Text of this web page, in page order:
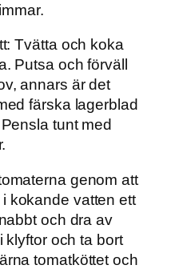
Tvätta och koka
Putsa och förväll
annars är det
färska lagerblad
tunt med
genom att
kokande vatten ett
och dra av
klyftor och ta bort
tomatköttet och